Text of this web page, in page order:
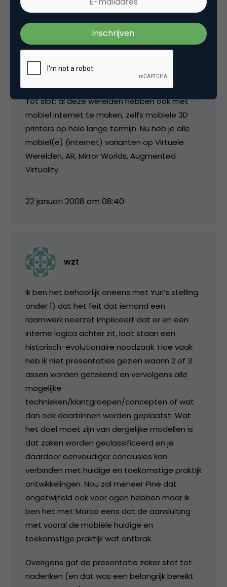
gisteren, zie o.a. Twitter als simpele voorbode
van wat komen gaat) en nog meer
transparantie. Eigenlijk worden alle gevolgen
van web 1.0 en 2.0 geintensiveerd + een aantal
nieuwe gevolgen door werelden als 3D
printers.
Tot slot: al deze werelden hebben ook met
mobiel internet te maken, zelfs mobiele 3D
printers op hele lange termijn. Nu heb je alle
mobiel(e) (internet) varianten op Virtuele
Werelden, AR, Mirror Worlds, Augmented
Virtuality.
22 januari 2008 om 08:40
wzt
Ik ben het behoorlijk oneens met Yuri’s stelling
onder 1) dat het feit dat iemand een
raamwerk neerzet impliceert dat er en een
interne logica achter zit, laat staan een
historisch-evolutionaire noodzaak. Hoe vaak
heb ik niet presentaties gezien waarin 2 of 3
assen worden getekend en vervolgens alle
mogelijke
technieken/klantgroepen/concepten of wat
dan ook daarbinnen worden geplaatst. Wat
het doel moet zijn van dergelijke modellen is
dat zaken worden geclassificeerd en je
daardoor eenvoudiger conclusies kan
verbinden met huidige en toekomstige praktijk
ontwikkelingen. Nou zal meneer Pine dat
ongetwijfeld ook voor ogen hebben maar ik
ben het met Marco eens dat de aansluiting
met vooral de mobiele huidige en
toekomstige praktijk wat ontbrak.
Overigens gaf de presentatie zeker stof tot
nadenken (en dat was een belangrijk bereikt